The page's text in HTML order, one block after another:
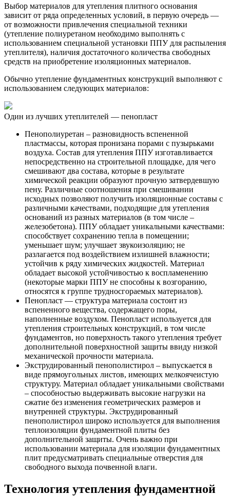
Выбор материалов для утепления плитного основания
зависит от ряда определенных условий, в первую очередь —
от возможности привлечения специальной техники
(утепление полиуретаном необходимо выполнять с
использованием специальной установки ППУ для распыления
утеплителя), наличия достаточного количества свободных
средств на приобретение изоляционных материалов.
Обычно утепление фундаментных конструкций выполняют с
использованием следующих материалов:
Один из лучших утеплителей — пенопласт
Пенополиуретан – разновидность вспененной
пластмассы, которая пронизана порами с пузырьками
воздуха. Состав для утепления ППУ изготавливается
непосредственно на строительной площадке, для чего
смешивают два состава, которые в результате
химической реакции образуют прочную затвердевшую
пену. Различные соотношения при смешивании
исходных позволяют получить изоляционные составы с
различными качествами, подходящие для утепления
оснований из разных материалов (в том числе –
железобетона). ППУ обладает уникальными качествами:
способствует сохранению тепла в помещении;
уменьшает шум; улучшает звукоизоляцию; не
разлагается под воздействием излишней влажности;
устойчив к ряду химических жидкостей. Материал
обладает высокой устойчивостью к воспламенению
(некоторые марки ППУ не способны к возгоранию,
относятся к группе трудносгораемых материалов).
Пенопласт — структура материала состоит из
вспененного вещества, содержащего поры,
наполненные воздухом. Пенопласт используется для
утепления строительных конструкций, в том числе
фундаментов, но поверхность такого утепления требует
дополнительной поверхностной защиты ввиду низкой
механической прочности материала.
Экструдированный пенополистирол – выпускается в
виде прямоугольных листов, имеющих мелкоячеистую
структуру. Материал обладает уникальными свойствами
– способностью выдерживать высокие нагрузки на
сжатие без изменения геометрических размеров и
внутренней структуры. Экструдированный
пенополистирол широко используется для выполнения
теплоизоляции фундаментной плиты без
дополнительной защиты. Очень важно при
использовании материала для изоляции фундаментных
плит предусматривать специальные отверстия для
свободного выхода почвенной влаги.
Технология утепления фундаментной